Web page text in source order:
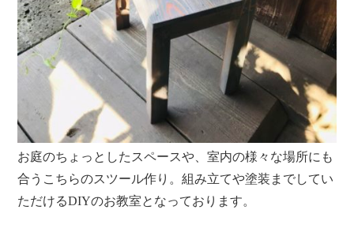
お庭のちょっとしたスペースや、室内の様々な場所にも
合うこちらのスツール作り。組み立てや塗装までしてい
ただけるDIYのお教室となっております。